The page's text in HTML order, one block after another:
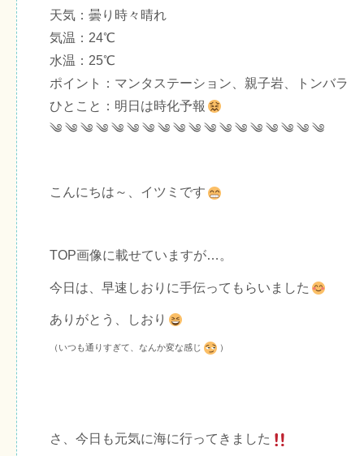
天気：曇り時々晴れ
気温：24℃
水温：25℃
ポイント：マンタステーション、親子岩、トンバラ
ひとこと：明日は時化予報
༄ ༄ ༄ ༄ ༄ ༄ ༄ ༄ ༄ ༄ ༄ ༄ ༄ ༄ ༄ ༄ ༄ ༄
こんにちは～、イツミです
TOP画像に載せていますが…。
今日は、早速しおりに手伝ってもらいました
ありがとう、しおり
（いつも通りすぎて、なんか変な感じ ）
さ、今日も元気に海に行ってきました